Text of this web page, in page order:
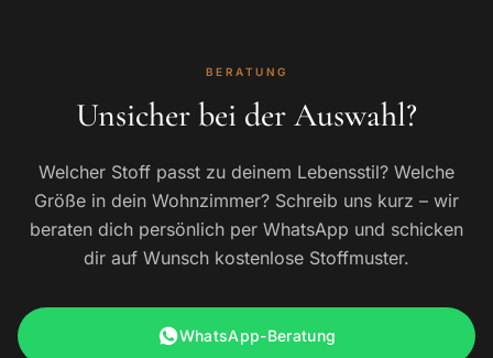
BERATUNG
Unsicher bei der Auswahl?
Welcher Stoff passt zu deinem Lebensstil? Welche
Größe in dein Wohnzimmer? Schreib uns kurz – wir
beraten dich persönlich per WhatsApp und schicken
dir auf Wunsch kostenlose Stoffmuster.
WhatsApp-Beratung